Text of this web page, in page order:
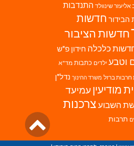
אליעזר שינוולד התנדבות
הבידור חדשות
חדשות הציבור
כלכלה חידון פ"ש
וטבע ילדים כתבות מד"א
ברזל משרד החינוך נדל"ן
מודיעין עמיעד
השבועצרכנות
תרבות